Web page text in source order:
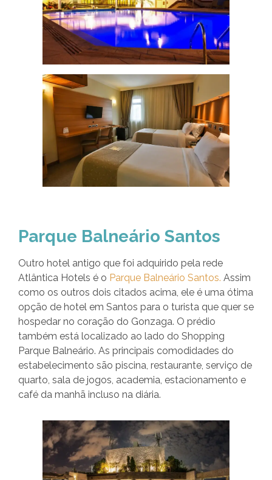
Parque Balneário Santos
Outro hotel antigo que foi adquirido pela rede
Atlântica Hotels é o Parque Balneário Santos. Assim
como os outros dois citados acima, ele é uma ótima
opção de hotel em Santos para o turista que quer se
hospedar no coração do Gonzaga. O prédio
também está localizado ao lado do Shopping
Parque Balneário. As principais comodidades do
estabelecimento são piscina, restaurante, serviço de
quarto, sala de jogos, academia, estacionamento e
café da manhã incluso na diária.